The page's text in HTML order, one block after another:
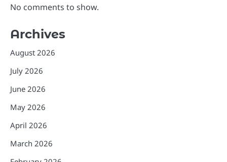
No comments to show.
Archives
August 2026
July 2026
June 2026
May 2026
April 2026
March 2026